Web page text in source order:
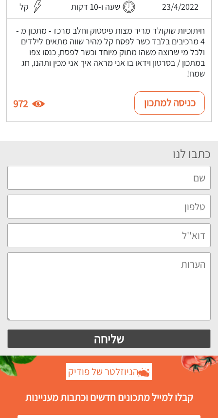
23/4/2022 שעה ו-10 דקות קל
חיתוכיות שוקולד מריר מצות פיסטוק וחלב מרכז - מתכון מ -
4 מרכיבים בלבד כשר לפסח קל מהיר שווה מתאים לילדים
ולכל מי שרוצה משהו מתוק מיוחד וכשר לפסח, כנסו צפו
במתכון / בסרטון וידאו בו אני מראה איך אני מכין ותהנו, חג
שמח!
כניסה למתכון 972
כתבו לנו
הניוזלטר של פודיק
קבלו למייל מתכונים חדשים וכתבות מעניינות